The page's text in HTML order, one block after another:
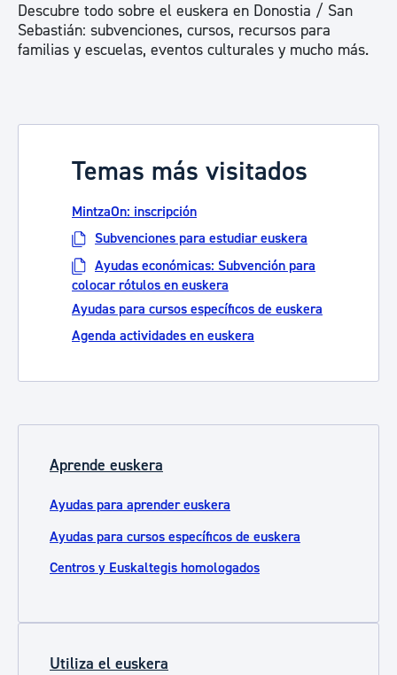
Descubre todo sobre el euskera en Donostia / San
Sebastián: subvenciones, cursos, recursos para
familias y escuelas, eventos culturales y mucho más.
Temas más visitados
MintzaOn: inscripción
Subvenciones para estudiar euskera
Ayudas económicas: Subvención para
colocar rótulos en euskera
Ayudas para cursos específicos de euskera
Agenda actividades en euskera
Aprende euskera
Ayudas para aprender euskera
Ayudas para cursos específicos de euskera
Centros y Euskaltegis homologados
Utiliza el euskera